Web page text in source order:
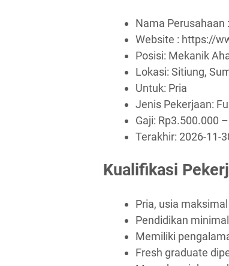
Nama Perusahaan :
Website : https://
Posisi: Mekanik
Lokasi: Sitiung,
Untuk: Pria
Jenis Pekerjaan:
Gaji: Rp3.500.000
Terakhir: 2026-11-
Kualifikasi
Pria, usia
Pendidikan
Memiliki
Fresh graduate